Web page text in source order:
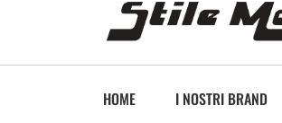
HOME I NOSTRI BRAND